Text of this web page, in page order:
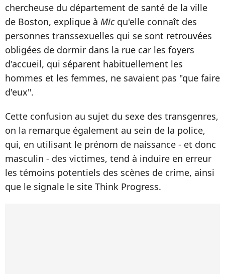
chercheuse du département de santé de la ville
de Boston, explique à Micqu'elle connaît des
personnes transsexuelles qui se sont retrouvées
obligées de dormir dans la rue car les foyers
d'accueil, qui séparent habituellement les
hommes et les femmes, ne savaient pas "que faire
d'eux".
Cette confusion au sujet du sexe des transgenres,
on la remarque également au sein de la police,
qui, en utilisant le prénom de naissance - et donc
masculin - des victimes, tend à induire en erreur
les témoins potentiels des scènes de crime, ainsi
que le signale le site Think Progress.